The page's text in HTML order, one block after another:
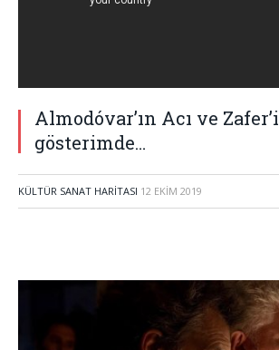
Almodóvar’ın Acı ve Zafer’i
gösterimde…
KÜLTÜR SANAT HARITASI 12 EKIM 2019